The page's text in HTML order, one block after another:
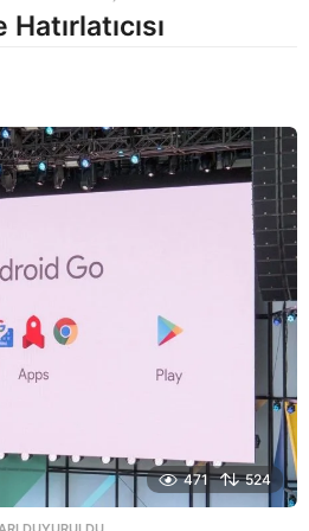
471 524